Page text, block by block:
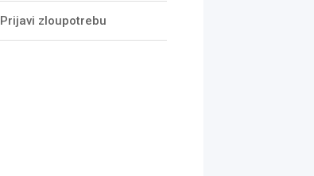
Prijavi zloupotrebu